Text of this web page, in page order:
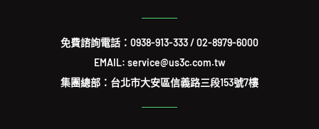
免費諮詢電話： 0938-913-333/02-8979-6000
EMAIL: service@us3c.com.tw
集團總部：台北市大安區信義路三段153號7樓